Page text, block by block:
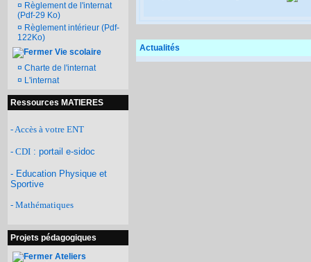
¤ Règlement de l'internat
(Pdf-29 Ko)
¤ Règlement intérieur (Pdf-
122Ko)
Vie scolaire
¤ Charte de l'internat
¤ L'internat
Ressources MATIERES
- Accès à votre ENT
- CDI : portail e-sidoc
- Education Physique et
Sportive
- Mathématiques
Projets pédagogiques
Ateliers
Actualités